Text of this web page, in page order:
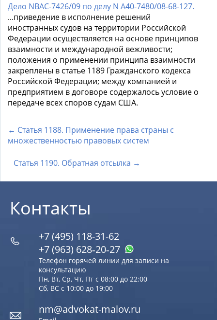
Дело NВАС-7426/09 по делу N А40-7480/08-68-127.
...приведение в исполнение решений
иностранных судов на территории Российской
Федерации осуществляется на основе принципов
взаимности и международной вежливости;
положения о применении принципа взаимности
закреплены в статье 1189 Гражданского кодекса
Российской Федерации; между компанией и
предприятием в договоре содержалось условие о
передаче всех споров судам США.
← Статья 1188. Применение права страны с
множественностью правовых систем
Статья 1190. Обратная отсылка →
Контакты
+7 (495) 118-31-62
+7 (963) 628‑20‑27
Телефон горячей линии для записи на
консультацию
Пн, Вт, Ср, Чт, Пт с 08:00 до 22:00
Сб, ВС с 10:00 до 19:00
nm@advokat-malov.ru